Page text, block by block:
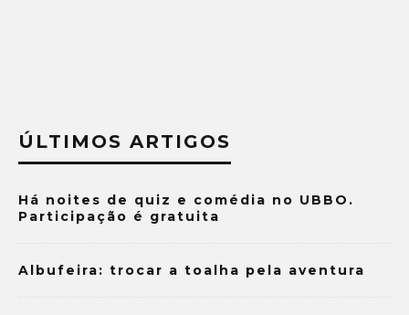
ÚLTIMOS ARTIGOS
Há noites de quiz e comédia no UBBO.
Participação é gratuita
Albufeira: trocar a toalha pela aventura